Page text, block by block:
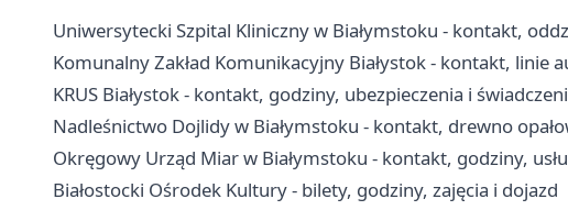
Uniwersytecki Szpital Kliniczny w Białymstoku - kontakt,
Komunalny Zakład Komunikacyjny Białystok - kontakt, linie
KRUS Białystok - kontakt, godziny, ubezpieczenia i
Nadleśnictwo Dojlidy w Białymstoku - kontakt, drewno
Okręgowy Urząd Miar w Białymstoku - kontakt, godziny,
Białostocki Ośrodek Kultury - bilety, godziny, zajęcia i dojazd